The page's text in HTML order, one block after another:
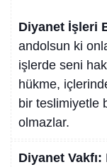
Diyanet İşleri
andolsun ki
işlerde seni
hükme,
bir teslimiyetle
olmazlar.
Diyanet Vakfı: